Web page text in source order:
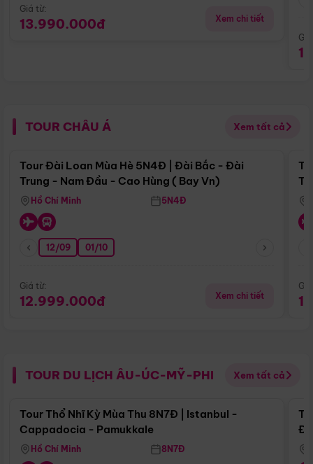
Giá từ:
13.990.000đ Xem chi tiết
TOUR CHÂU Á Xem tất cả
Điểm nổi bật
Tour Đài Loan Mùa Hè 5N4Đ | Đài Bắc - Đài
Trung - Nam Đầu - Cao Hùng ( Bay Vn)
Hồ Chí Minh 5N4Đ
12/09 01/10
Giá từ:
12.999.000đ Xem chi tiết
TOUR DU LỊCH ÂU-ÚC-MỸ-PHI Xem tất cả
Điểm nổi bật
Tour Thổ Nhĩ Kỳ Mùa Thu 8N7Đ | Istanbul -
Cappadocia - Pamukkale
Hồ Chí Minh 8N7Đ